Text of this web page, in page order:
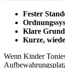
Fester
Klare
Kurze,
Wenn Kinder